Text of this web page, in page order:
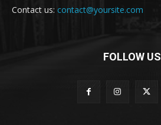
Contact us: contact@yoursite.com
FOLLOW US